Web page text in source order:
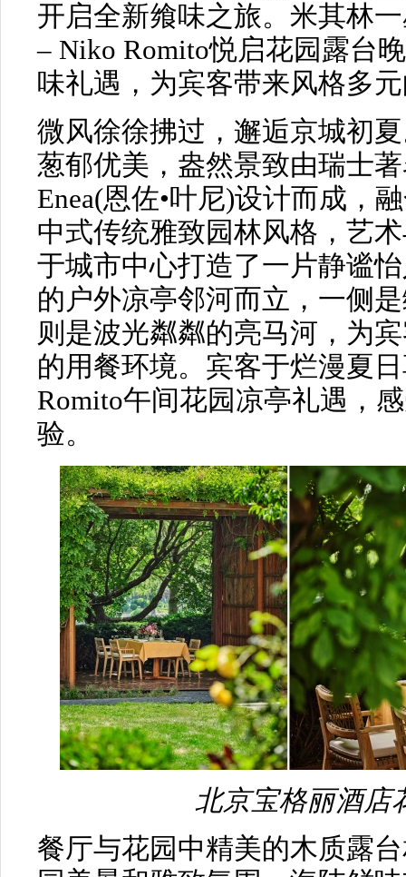
开启全新飨味之旅。米其林
– Niko Romito悦启花园露台
味礼遇，为宾客带来风格多
微风徐徐拂过，邂逅京城初
葱郁优美，盎然景致由瑞士
Enea(恩佐•叶尼)设计而成，
中式传统雅致园林风格，艺
于城市中心打造了一片静谧
的户外凉亭邻河而立，一侧
则是波光粼粼的亮马河，为
的用餐环境。宾客于烂漫夏
Romito午间花园凉亭礼遇，
验。
北京宝格丽酒店
餐厅与花园中精美的木质露